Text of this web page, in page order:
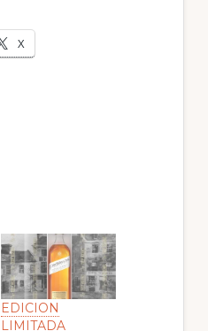
X
EDICION
LIMITADA